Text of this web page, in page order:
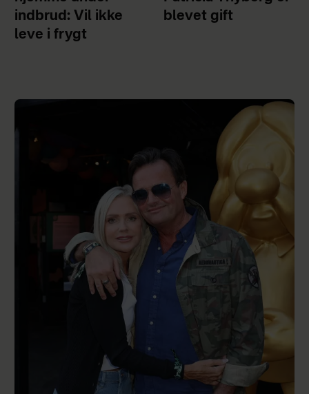
indbrud: Vil ikke
leve i frygt
blevet gift